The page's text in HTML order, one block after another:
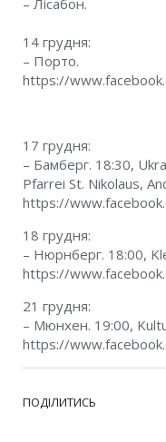
– Лісабон.
14 грудня:
– Порто.
https://
17 грудня:
– Бамберг. 18:30,
Pfarrei St. Nikolaus,
https://
18 грудня:
– Нюрнберг. 18:00,
https://
21 грудня:
– Мюнхен. 19:00,
https://
ПОДІЛИТИСЬ